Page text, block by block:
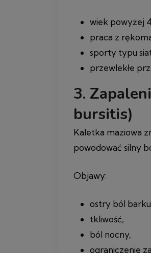
wiek powyżej
praca z
sporty typu
przewlekłe
3.
bursitis)
Kaletka maziowa
powodować silny
Objawy:
ostry ból
tkliwość,
ból nocny,
ograniczenie